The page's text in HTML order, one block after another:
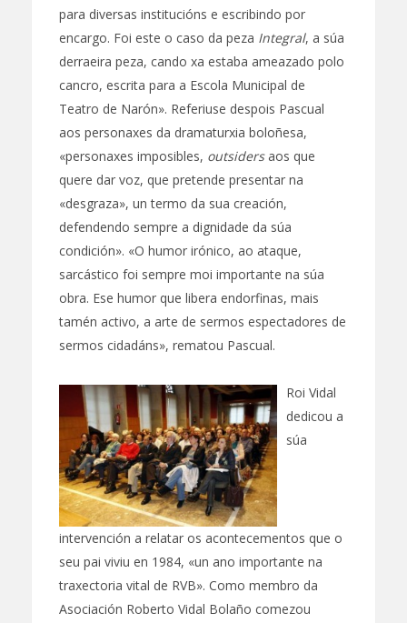
para diversas institucións e escribindo por
encargo. Foi este o caso da peza Integral, a súa
derraeira peza, cando xa estaba ameazado polo
cancro, escrita para a Escola Municipal de
Teatro de Narón». Referiuse despois Pascual
aos personaxes da dramaturxia boloñesa,
«personaxes imposibles, outsidersaos que
quere dar voz, que pretende presentar na
«desgraza», un termo da sua creación,
defendendo sempre a dignidade da súa
condición». «O humor irónico, ao ataque,
sarcástico foi sempre moi importante na súa
obra. Ese humor que libera endorfinas, mais
tamén activo, a arte de sermos espectadores de
sermos cidadáns», rematou Pascual.
Roi Vidal
dedicou a
súa
intervención a relatar os acontecementos que o
seu pai viviu en 1984, «un ano importante na
traxectoria vital de RVB». Como membro da
Asociación Roberto Vidal Bolaño comezou